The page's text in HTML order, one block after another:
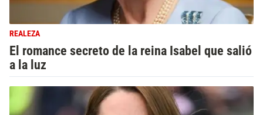
REALEZA
El romance secreto de la reina Isabel que salió
a la luz